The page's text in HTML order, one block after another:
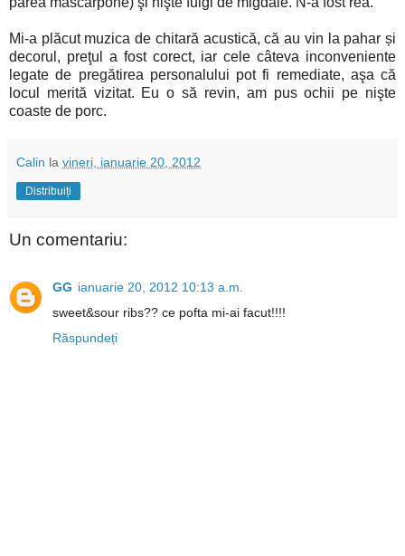
Mi-a plăcut muzica de chitară acustică, că au vin la pahar și
decorul, preţul a fost corect, iar cele câteva inconveniente
legate de pregătirea personalului pot fi remediate, aşa că
locul merită vizitat. Eu o să revin, am pus ochii pe nişte
coaste de porc.
Calin la vineri, ianuarie 20, 2012
Distribuiți
Un comentariu:
GG ianuarie 20, 2012 10:13 a.m.
sweet&sour ribs?? ce pofta mi-ai facut!!!!
Răspundeți